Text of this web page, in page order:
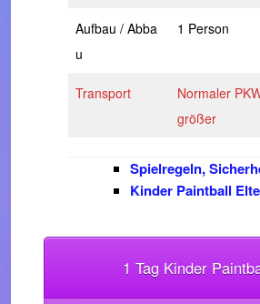
Aufbau / Abba
u
1 Person
Transport
Normaler
größer
Spielregeln,
Kinder Paintball
1 Tag Kinder